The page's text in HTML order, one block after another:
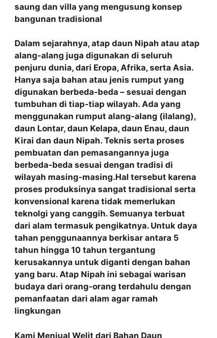
saung dan villa yang mengusung konsep
bangunan tradisional
Dalam sejarahnya, atap daun Nipah atau atap
alang-alang juga digunakan di seluruh
penjuru dunia, dari Eropa, Afrika, serta Asia.
Hanya saja bahan atau jenis rumput yang
digunakan berbeda-beda – sesuai dengan
tumbuhan di tiap-tiap wilayah. Ada yang
menggunakan rumput alang-alang (ilalang),
daun Lontar, daun Kelapa, daun Enau, daun
Kirai dan daun Nipah. Teknis serta proses
pembuatan dan pemasangannya juga
berbeda-beda sesuai dengan tradisi di
wilayah masing-masing.Hal tersebut karena
proses produksinya sangat tradisional serta
konvensional karena tidak memerlukan
teknolgi yang canggih. Semuanya terbuat
dari alam termasuk pengikatnya. Untuk daya
tahan penggunaannya berkisar antara 5
tahun hingga 10 tahun tergantung
kerusakannya untuk diganti dengan bahan
yang baru. Atap Nipah ini sebagai warisan
budaya dari orang-orang terdahulu dengan
pemanfaatan dari alam agar ramah
lingkungan
Kami Menjual Welit dari Bahan Daun